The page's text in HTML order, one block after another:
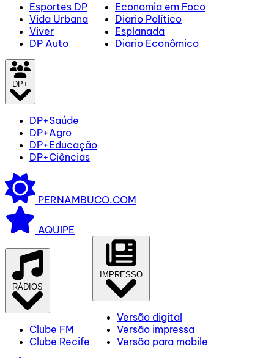
Esportes DP
Vida Urbana
Viver
DP Auto
Economia em Foco
Diario Político
Esplanada
Diario Econômico
DP+
DP+Saúde
DP+Agro
DP+Educação
DP+Ciências
PERNAMBUCO.COM
AQUIPE
RÁDIOS
Clube FM
Clube Recife
IMPRESSO
Versão digital
Versão impressa
Versão para mobile